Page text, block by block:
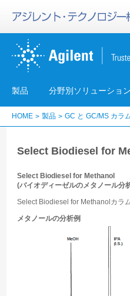
製品 分野別ソリューション
HOME 製品 GC と GC/MS カラ
Select Biodiesel for
Select Biodiesel for Methanol
(バイオディーゼルのメタノール分
Select Biodiesel for Methanolカラ
メタノールの分析例